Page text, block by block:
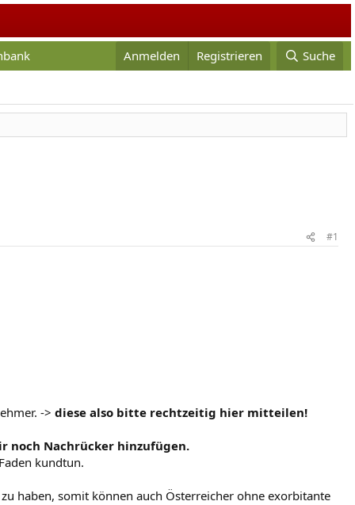
Anmelden Registrieren Suche
#1
-> diese also bitte rechtzeitig hier mitteilen!
noch Nachrücker hinzufügen.
kundtun.
haben, somit können auch Österreicher ohne exorbitante